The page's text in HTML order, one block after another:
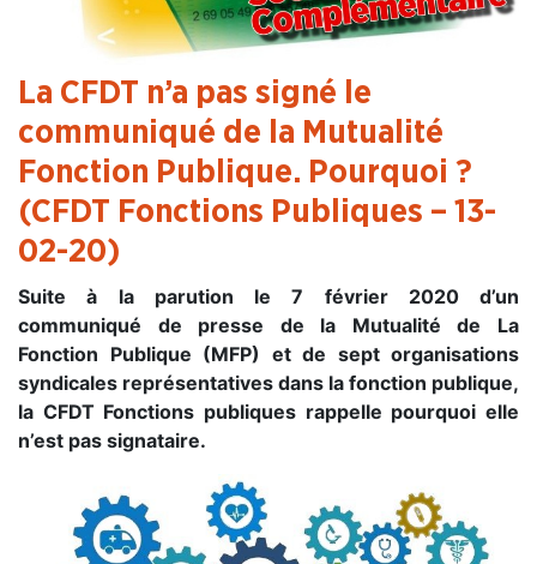
La CFDT n’a pas signé le
communiqué de la Mutualité
Fonction Publique. Pourquoi ?
(CFDT Fonctions Publiques – 13-
02-20)
Suite à la parution le 7 février 2020 d’un
communiqué de presse de la Mutualité de La
Fonction Publique (MFP) et de sept organisations
syndicales représentatives dans la fonction publique,
la CFDT Fonctions publiques rappelle pourquoi elle
n’est pas signataire.